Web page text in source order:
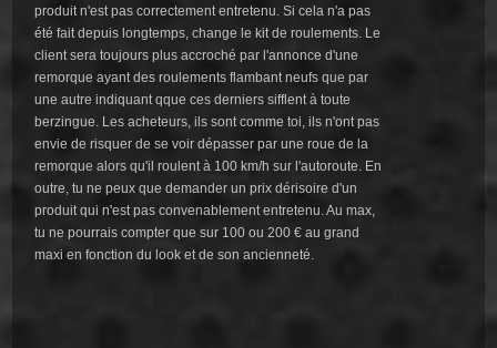
produit n'est pas correctement entretenu. Si cela n'a pas
été fait depuis longtemps, change le kit de roulements. Le
client sera toujours plus accroché par l'annonce d'une
remorque ayant des roulements flambant neufs que par
une autre indiquant qque ces derniers sifflent à toute
berzingue. Les acheteurs, ils sont comme toi, ils n'ont pas
envie de risquer de se voir dépasser par une roue de la
remorque alors qu'il roulent à 100 km/h sur l'autoroute. En
outre, tu ne peux que demander un prix dérisoire d'un
produit qui n'est pas convenablement entretenu. Au max,
tu ne pourrais compter que sur 100 ou 200 € au grand
maxi en fonction du look et de son ancienneté.